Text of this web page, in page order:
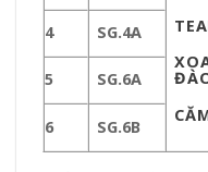
4 SG.4A
5
SG.6A
6
SG.6B